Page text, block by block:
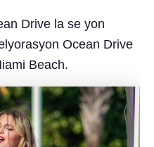
Drive la se yon
Ocean Drive
Beach.